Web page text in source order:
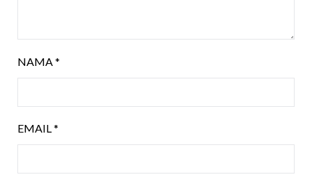
NAMA *
EMAIL *